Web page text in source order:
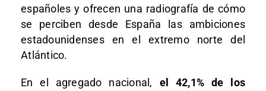
españoles y ofrecen una radiografía de cómo
se perciben desde España las ambiciones
estadounidenses en el extremo norte del
Atlántico.
En el agregado nacional, el 42,1% de los